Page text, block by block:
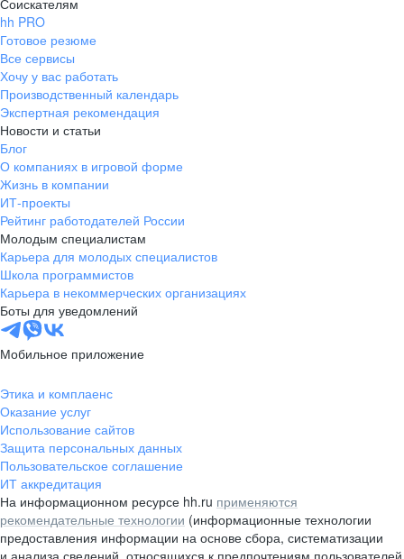
Соискателям
hh PRO
Готовое резюме
Все сервисы
Хочу у вас работать
Производственный календарь
Экспертная рекомендация
Новости и статьи
Блог
О компаниях в игровой форме
Жизнь в компании
ИТ-проекты
Рейтинг работодателей России
Молодым специалистам
Карьера для молодых специалистов
Школа программистов
Карьера в некоммерческих организациях
Боты для уведомлений
Мобильное приложение
Этика и комплаенс
Оказание услуг
Использование сайтов
Защита персональных данных
Пользовательское соглашение
ИТ аккредитация
На информационном ресурсе hh.ru применяются
рекомендательные технологии (информационные технологии
предоставления информации на основе сбора, систематизации
и анализа сведений, относящихся к предпочтениям пользователей